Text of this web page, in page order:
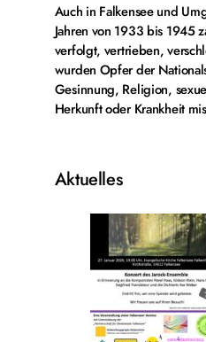
Auch in Falkensee und
Jahren von 1933 bis 1945
verfolgt, vertrieben,
wurden Opfer der
Gesinnung, Religion,
Herkunft oder Krankheit
Aktuelles